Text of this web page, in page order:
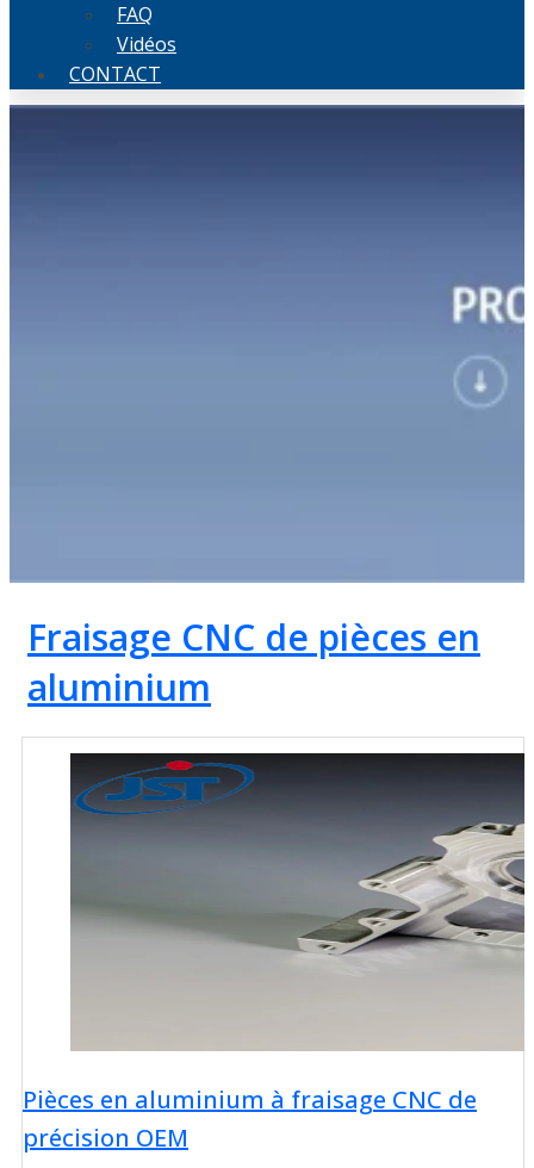
FAQ
Vidéos
CONTACT
Fraisage CNC de pièces en
aluminium
Pièces en aluminium à fraisage CNC de
précision OEM